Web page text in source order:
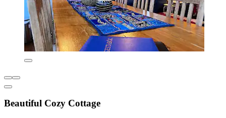
Beautiful Cozy Cottage